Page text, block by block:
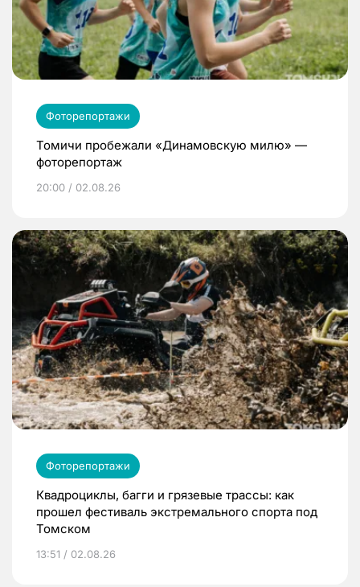
Фоторепортажи
Томичи пробежали «Динамовскую милю» —
фоторепортаж
20:00 / 02.08.26
Фоторепортажи
Квадроциклы, багги и грязевые трассы: как
прошел фестиваль экстремального спорта под
Томском
13:51 / 02.08.26